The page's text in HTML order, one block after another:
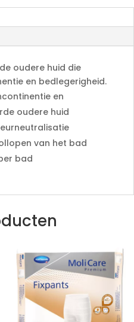
oudere huid die
en bedlegerigheid.
en
oudere huid
van het bad
bad